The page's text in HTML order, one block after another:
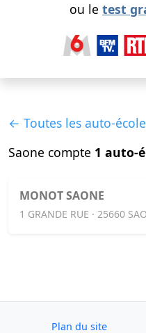
ou le test
← Toutes les auto-
Saone compte 1 auto-
MONOT SAONE
1 GRANDE RUE · 25660
Plan du site